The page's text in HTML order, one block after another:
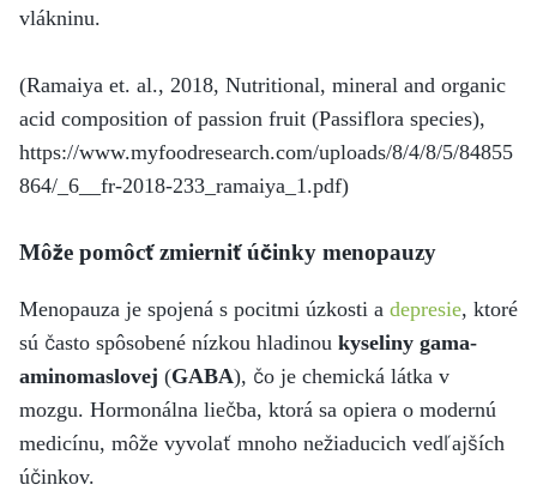
vlákninu.
(Ramaiya et. al., 2018, Nutritional, mineral and organic
acid composition of passion fruit (Passiflora species),
https://www.myfoodresearch.com/uploads/8/4/8/5/84855
864/_6__fr-2018-233_ramaiya_1.pdf)
Môže pomôcť zmierniť účinky menopauzy
Menopauza je spojená s pocitmi úzkosti a depresie, ktoré
sú často spôsobené nízkou hladinou kyseliny gama-
aminomaslovej (GABA), čo je chemická látka v
mozgu. Hormonálna liečba, ktorá sa opiera o modernú
medicínu, môže vyvolať mnoho nežiaducich vedľajších
účinkov.